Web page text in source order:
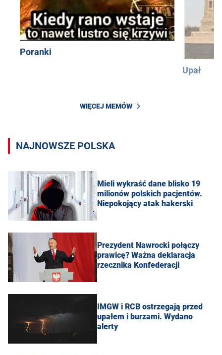
Poranki
Upał
WIĘCEJ MEMÓW
NAJNOWSZE POLSKA
Mieli wykraść dane blisko 19
milionów polskich pacjentów.
Niepokojący atak hakerski
Prezydent Nawrocki połączy
prawicę? Ważna deklaracja
rzecznika Konfederacji
IMGW i RCB ostrzegają przed
upałem i burzami. Wydano
alerty